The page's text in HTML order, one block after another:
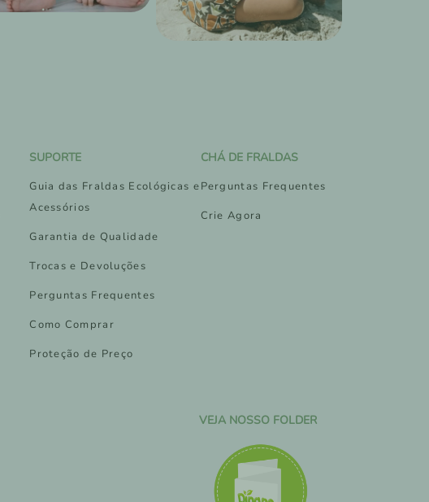
SUPORTE
Guia das Fraldas Ecológicas e
Acessórios
Garantia de Qualidade
Trocas e Devoluções
Perguntas Frequentes
Como Comprar
Proteção de Preço
CHÁ DE FRALDAS
Perguntas Frequentes
Crie Agora
VEJA NOSSO FOLDER